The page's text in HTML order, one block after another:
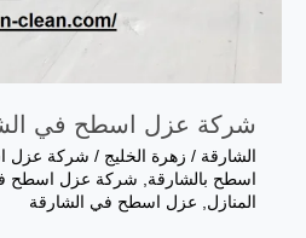
شركة عزل اسطح في الشارقة
الشارقة / زهرة الخليج / شركة عزل
اسطح بالشارقة
شركة عزل اسطح
المنازل
عزل اسطح في الشارقة